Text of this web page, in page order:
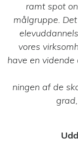
ramt spot
målgruppe.
vores
have en
ningen af de